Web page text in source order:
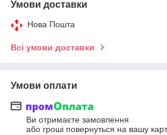
Умови доставки
Нова Пошта
Всі умови доставки
Умови оплати
Ви отримаєте замовлення
або гроші повернуться на вашу